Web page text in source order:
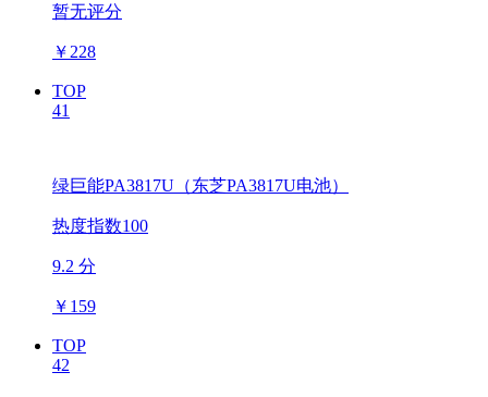
暂无评分
￥ 228
TOP
41
绿巨能PA3817U（东芝PA3817U电池）
热度指数100
9.2 分
￥ 159
TOP
42